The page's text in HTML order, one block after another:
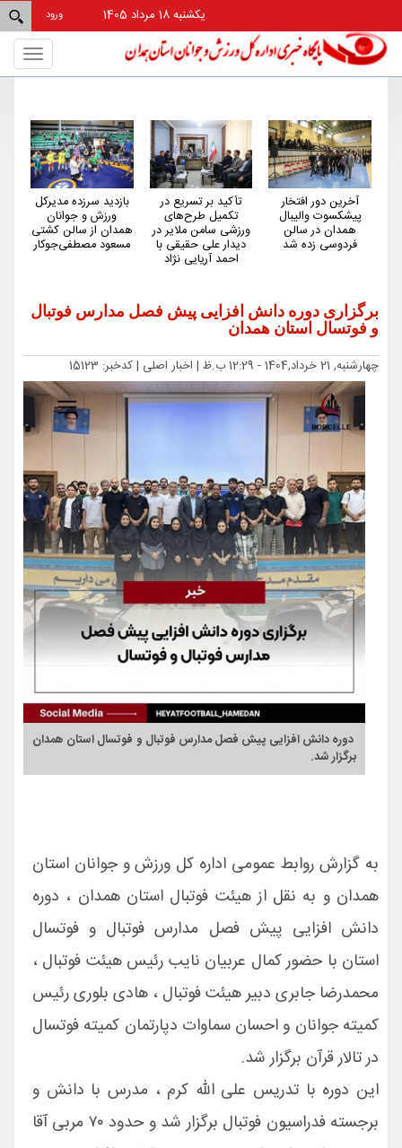
ورود
یکشنبه 18 مرداد 1405
آخرین دور افتخار
پیشکسوت والیبال
همدان در سالن
فردوسی زده شد
تأکید بر تسریع در
تکمیل طرح‌های
ورزشی سامن ملایر در
دیدار علی حقیقی با
احمد آریایی نژاد
بازدید سرزده مدیرکل
ورزش و جوانان
همدان از سالن کشتی
مسعود مصطفی‌جوکار
برگزاری دوره دانش افزایی پیش فصل مدارس فوتبال
و فوتسال استان همدان
چهارشنبه, 21 خرداد,1404 - 12:29 ب.ظ | اخبار اصلی | کدخبر: 15123
دوره دانش افزایی پیش فصل مدارس فوتبال و فوتسال استان همدان
برگزار شد.
به گزارش روابط عمومی اداره کل ورزش و جوانان استان
همدان و به نقل از هیئت فوتبال استان همدان ، دوره
دانش افزایی پیش فصل مدارس فوتبال و فوتسال
استان با حضور کمال عربیان نایب رئیس هیئت فوتبال ،
محمدرضا جابری دبیر هیئت فوتبال ، هادی بلوری رئیس
کمیته جوانان و احسان سماوات دپارتمان کمیته فوتسال
در تالار قرآن برگزار شد.
این دوره با تدریس علی الله کرم ، مدرس با دانش و
برجسته فدراسیون فوتبال برگزار شد و حدود ۷۰ مربی آقا